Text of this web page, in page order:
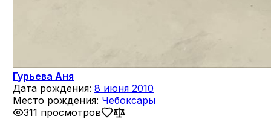
Гурьева Аня
Дата рождения: 8 июня 2010
Место рождения: Чебоксары
311 просмотров